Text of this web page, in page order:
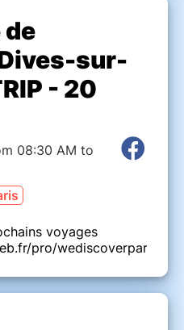
sur-
- 20
08:30 AM to
voyages
pro/wediscoverparis2